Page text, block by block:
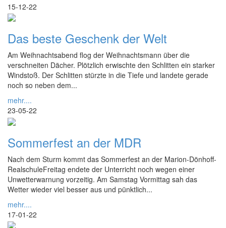
15-12-22
Das beste Geschenk der Welt
Am Weihnachtsabend flog der Weihnachtsmann über die
verschneiten Dächer. Plötzlich erwischte den Schlitten ein starker
Windstoß. Der Schlitten stürzte in die Tiefe und landete gerade
noch so neben dem...
mehr....
23-05-22
Sommerfest an der MDR
Nach dem Sturm kommt das Sommerfest an der Marion-Dönhoff-
RealschuleFreitag endete der Unterricht noch wegen einer
Unwetterwarnung vorzeitig. Am Samstag Vormittag sah das
Wetter wieder viel besser aus und pünktlich...
mehr....
17-01-22